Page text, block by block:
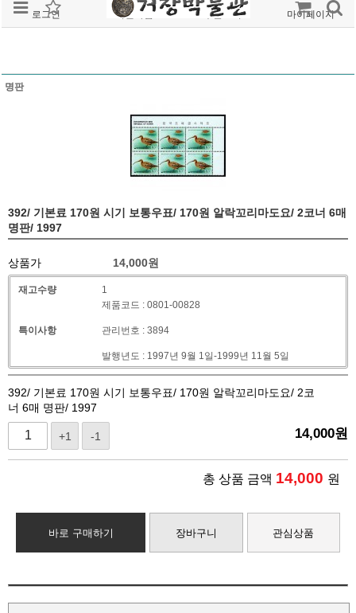
로그인 회원가입 주문조회 마이페이지
명판
392/ 기본료 170원 시기 보통우표/ 170원 알락꼬리마도요/ 2코너 6매
명판/ 1997
상품가 14,000원
재고수량 1
특이사항
제품코드 : 0801-00828
관리번호 : 3894
발행년도 : 1997년 9월 1일-1999년 11월 5일
392/ 기본료 170원 시기 보통우표/ 170원 알락꼬리마도요/ 2코
너 6매 명판/ 1997
+1 -1 14,000원
총 상품 금액 14,000 원
바로 구매하기 장바구니 관심상품